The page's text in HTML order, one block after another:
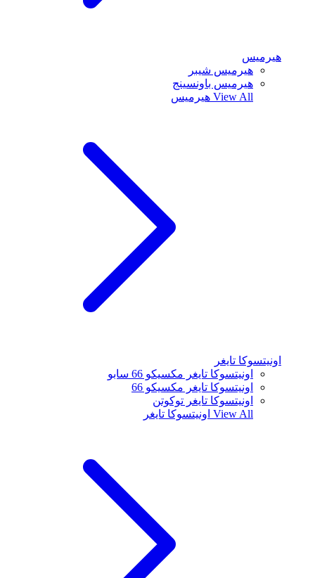
هيرميس
هيرميس شيبر
هيرميس باونسينج
View All هيرميس
اونيتسوكا تايغر
اونيتسوكا تايغر مكسيكو 66 سابو
اونيتسوكا تايغر مكسيكو 66
اونيتسوكا تايغر توكوتن
View All اونيتسوكا تايغر